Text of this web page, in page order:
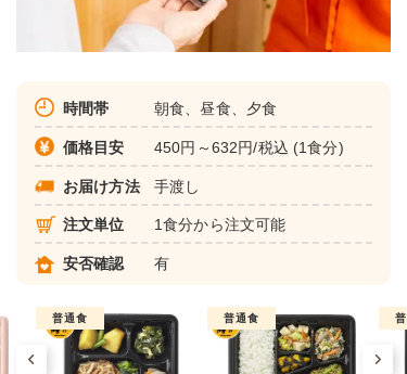
時間帯 朝食、昼食、夕食
価格目安 450円～632円/税込 (1食分)
お届け方法 手渡し
注文単位 1食分から注文可能
安否確認 有
普通食 普通食